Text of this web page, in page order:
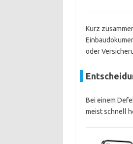
Kurz
oder
Bei einem
meist schnell